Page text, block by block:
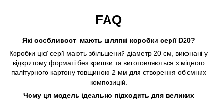
FAQ
Які особливості мають шляпні коробки серії D20?
Коробки цієї серії мають збільшений діаметр 20 см, виконані у
відкритому форматі без кришки та виготовляються з міцного
палітурного картону товщиною 2 мм для створення об'ємних
композицій.
Чому ця модель ідеально підходить для великих